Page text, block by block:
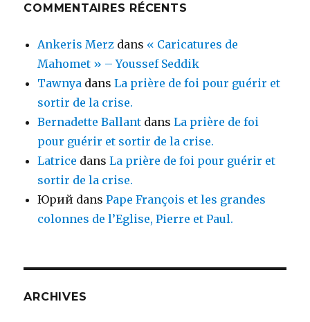
COMMENTAIRES RÉCENTS
Ankeris Merz dans « Caricatures de
Mahomet » – Youssef Seddik
Tawnya dansLa prière de foi pour guérir et
sortir de la crise.
Bernadette Ballant dansLa prière de foi
pour guérir et sortir de la crise.
Latrice dansLa prière de foi pour guérir et
sortir de la crise.
Юрий dansPape François et les grandes
colonnes de l’Eglise, Pierre et Paul.
ARCHIVES